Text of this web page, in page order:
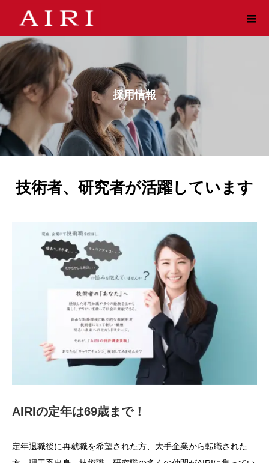
採用情報
技術者、研究者が活躍しています
AIRIの定年は69歳まで！
定年退職後に再就職を希望された方、大手企業から転職された